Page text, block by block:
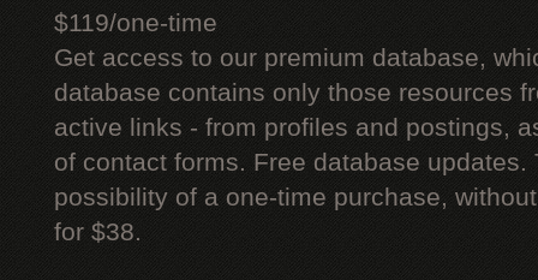
$119/one-time
Get access to our premium database,
database contains only those resources
active links - from profiles and postings,
of contact forms. Free database updates.
possibility of a one-time purchase,
for $38.